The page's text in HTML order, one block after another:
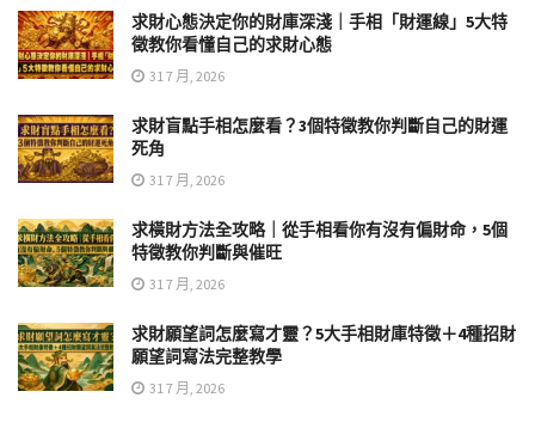
求財心態決定你的財庫深淺｜手相「財運線」5大特
徵教你看懂自己的求財心態
31 7 月, 2026
求財盲點手相怎麼看？3個特徵教你判斷自己的財運
死角
31 7 月, 2026
求橫財方法全攻略｜從手相看你有沒有偏財命，5個
特徵教你判斷與催旺
31 7 月, 2026
求財願望詞怎麼寫才靈？5大手相財庫特徵＋4種招財
願望詞寫法完整教學
31 7 月, 2026